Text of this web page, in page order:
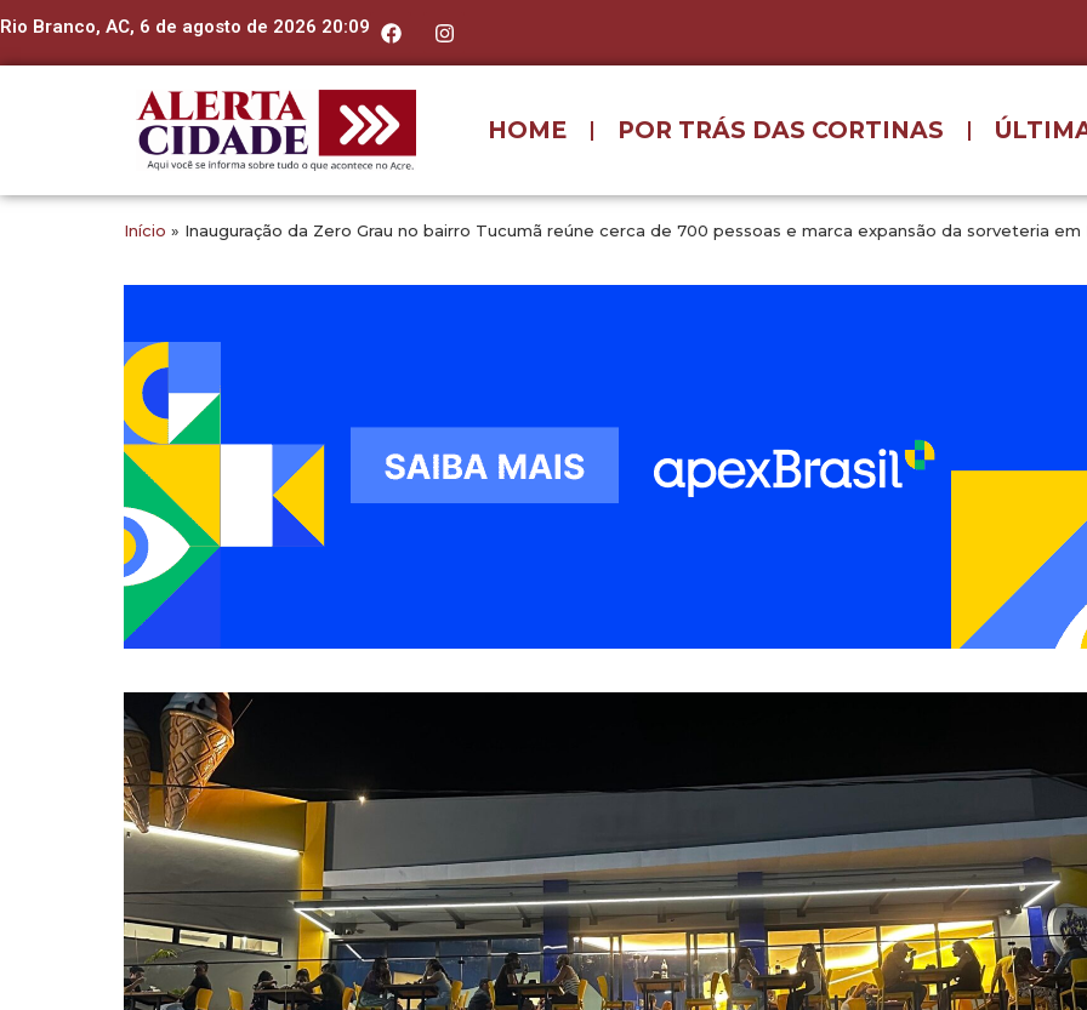
Rio Branco, AC, 6 de agosto de 2026 20:09
HOME POR TRÁS DAS CORTINAS
Início » Inauguração da Zero Grau no bairro Tucumã reúne cerca de 700 pessoas e marca expansão da sorveteria em